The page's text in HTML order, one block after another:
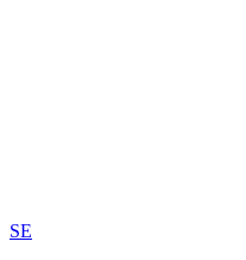
SE